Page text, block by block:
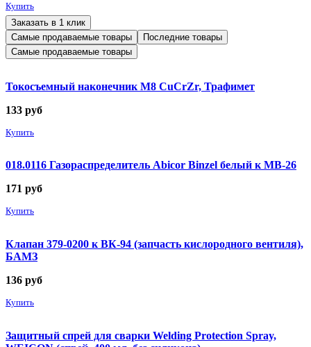
Купить
Заказать в 1 клик
Самые продаваемые товары
Последние товары
Самые продаваемые товары
Токосъемный наконечник М8 CuCrZr, Трафимет
133 руб
Купить
018.0116 Газораспределитель Abicor Binzel белый к MB-26
171 руб
Купить
Клапан 379-0200 к ВК-94 (запчасть кислородного вентиля),
БАМЗ
136 руб
Купить
Защитный спрей для сварки Welding Protection Spray,